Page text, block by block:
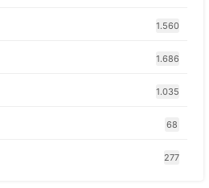
1.560
1.686
1.035
68
277